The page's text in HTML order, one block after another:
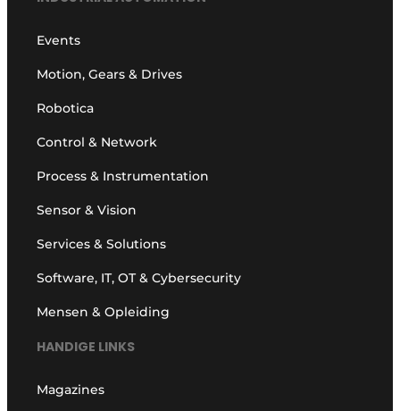
Events
Motion, Gears & Drives
Robotica
Control & Network
Process & Instrumentation
Sensor & Vision
Services & Solutions
Software, IT, OT & Cybersecurity
Mensen & Opleiding
HANDIGE LINKS
Magazines